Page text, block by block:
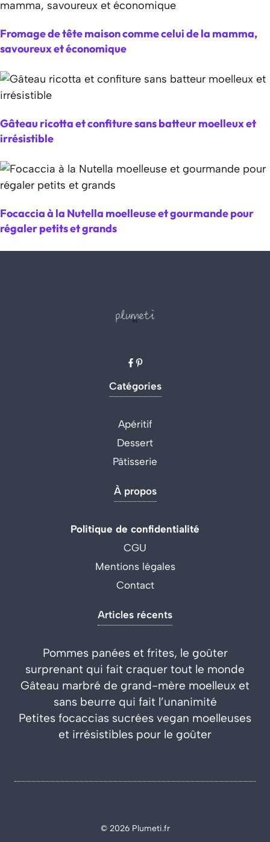
Fromage de tête maison comme celui de la mamma,
savoureux et économique
Gâteau ricotta et confiture sans batteur moelleux et
irrésistible
Focaccia à la Nutella moelleuse et gourmande pour
régaler petits et grands
Catégories
Apéritif
Dessert
Pâtisserie
À propos
Politique de confidentialité
CGU
Mentions légales
Contact
Articles récents
Pommes panées et frites, le goûter
surprenant qui fait craquer tout le monde
Gâteau marbré de grand-mère moelleux et
sans beurre qui fait l’unanimité
Petites focaccias sucrées vegan moelleuses
et irrésistibles pour le goûter
© 2026 Plumeti.fr